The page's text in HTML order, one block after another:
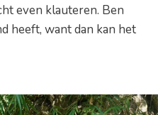
even klauteren. Ben
heeft, want dan kan het